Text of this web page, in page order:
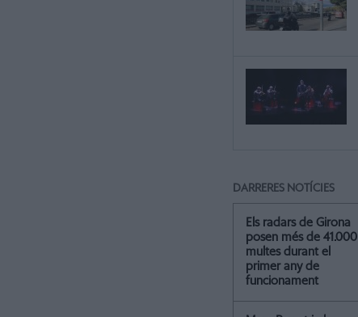
DARRERES NOTÍCIES
Els radars de Girona
posen més de 41.000
multes durant el
primer any de
funcionament